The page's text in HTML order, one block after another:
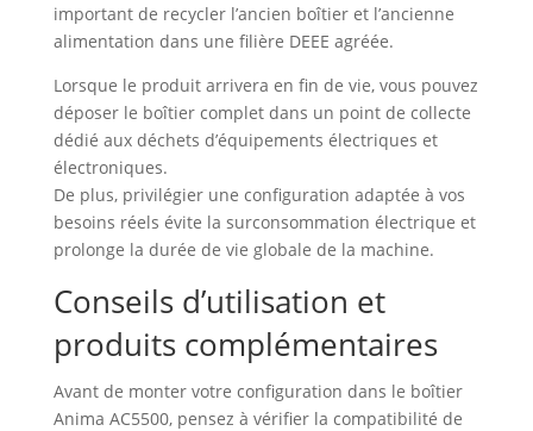
important de recycler l’ancien boîtier et l’ancienne
alimentation dans une filière DEEE agréée.
Lorsque le produit arrivera en fin de vie, vous pouvez
déposer le boîtier complet dans un point de collecte
dédié aux déchets d’équipements électriques et
électroniques.
De plus, privilégier une configuration adaptée à vos
besoins réels évite la surconsommation électrique et
prolonge la durée de vie globale de la machine.
Conseils d’utilisation et
produits complémentaires
Avant de monter votre configuration dans le boîtier
Anima AC5500, pensez à vérifier la compatibilité de